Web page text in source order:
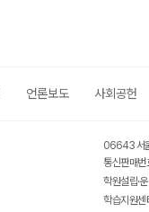
언론보도 사회공헌
06643 서
통신판매
학원설립·
학습지원